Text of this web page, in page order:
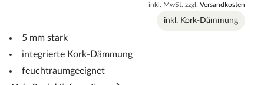
inkl. MwSt. zzgl. Versandkosten
inkl. Kork-Dämmung
5 mm stark
integrierte Kork-Dämmung
feuchtraumgeeignet